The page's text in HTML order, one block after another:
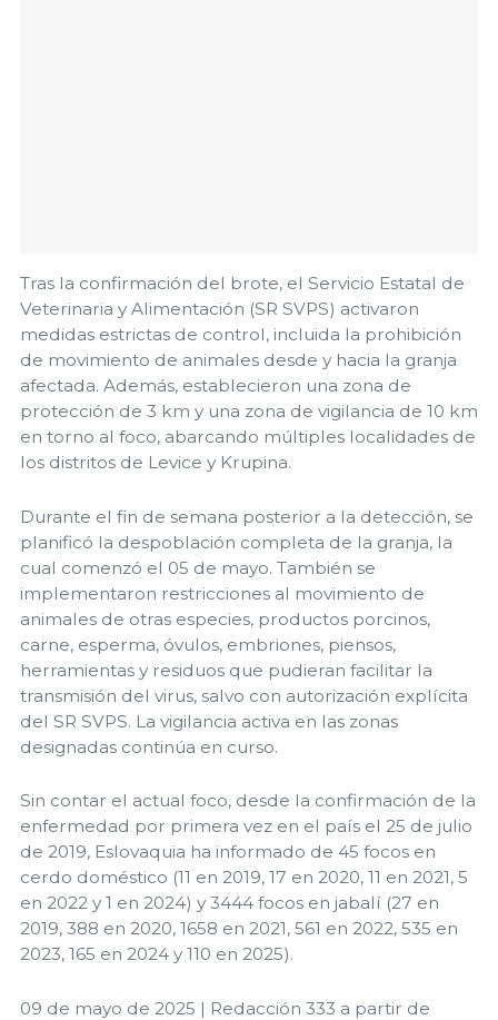
Tras la confirmación del brote, el Servicio Estatal de
Veterinaria y Alimentación (SR SVPS) activaron
medidas estrictas de control, incluida la prohibición
de movimiento de animales desde y hacia la granja
afectada. Además, establecieron una zona de
protección de 3 km y una zona de vigilancia de 10 km
en torno al foco, abarcando múltiples localidades de
los distritos de Levice y Krupina.
Durante el fin de semana posterior a la detección, se
planificó la despoblación completa de la granja, la
cual comenzó el 05 de mayo. También se
implementaron restricciones al movimiento de
animales de otras especies, productos porcinos,
carne, esperma, óvulos, embriones, piensos,
herramientas y residuos que pudieran facilitar la
transmisión del virus, salvo con autorización explícita
del SR SVPS. La vigilancia activa en las zonas
designadas continúa en curso.
Sin contar el actual foco, desde la confirmación de la
enfermedad por primera vez en el país el 25 de julio
de 2019, Eslovaquia ha informado de 45 focos en
cerdo doméstico (11 en 2019, 17 en 2020, 11 en 2021, 5
en 2022 y 1 en 2024) y 3444 focos en jabalí (27 en
2019, 388 en 2020, 1658 en 2021, 561 en 2022, 535 en
2023, 165 en 2024 y 110 en 2025).
09 de mayo de 2025 | Redacción 333 a partir de